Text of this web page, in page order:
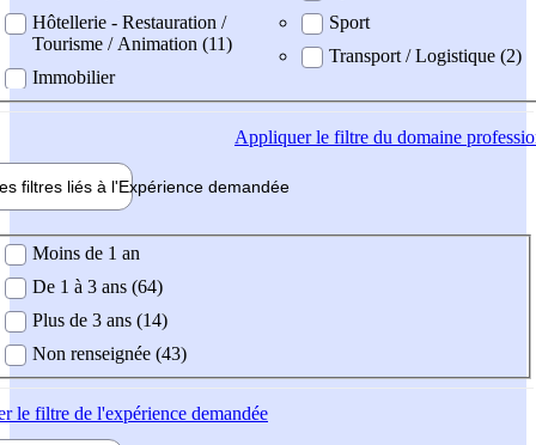
Hôtellerie - Restauration /
Tourisme / Animation (11)
Immobilier
Sport
Transport / Logistique (2)
Appliquerle filtre du domaine
filtres liés à l'Expérience demandée
demandée
Moins de 1 an
De 1 à 3 ans (64)
Plus de 3 ans (14)
Non renseignée (43)
le filtre de l'expérience demandée